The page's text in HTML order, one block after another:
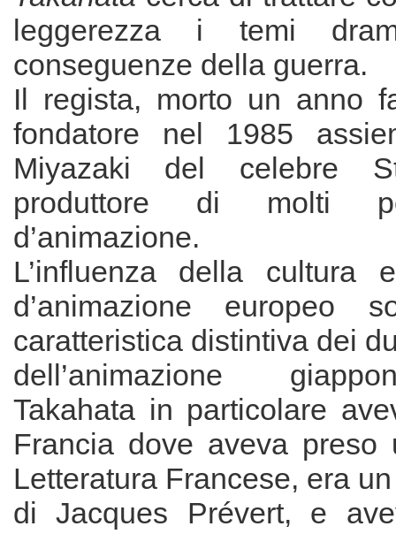
leggerezza i temi
conseguenze della guerra.
Il regista, morto un anno
fondatore nel 1985
Miyazaki del celebre
produttore di molti
d’animazione.
L’influenza della cultura
d’animazione europeo
caratteristica distintiva dei
dell’animazione
Takahata in particolare
Francia dove aveva preso
Letteratura Francese, era
di Jacques Prévert, e